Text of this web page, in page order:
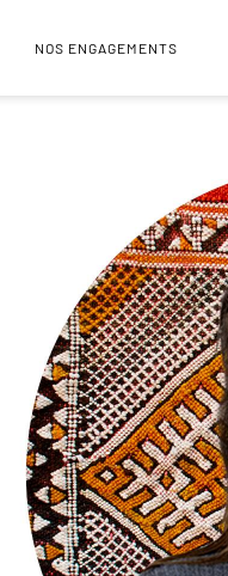
NOS ENGAGEMENTS